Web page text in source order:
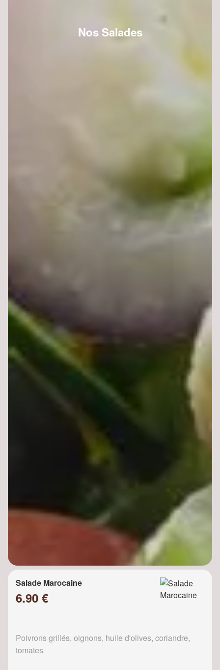
Nos Salades
Salade Marocaine
6.90 €
Poivrons grillés, oignons, huile d'olives, coriandre,
tomates